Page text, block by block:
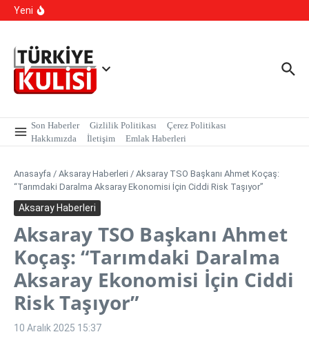
İçeriğe atla
Yeni
Son Haberler Gizlilik Politikası
Çerez Politikası
Hakkımızda
İletişim Emlak Haberleri
Anasayfa / Aksaray Haberleri / Aksaray TSO Başkanı Ahmet Koçaş:
“Tarımdaki Daralma Aksaray Ekonomisi İçin Ciddi Risk Taşıyor”
Aksaray Haberleri
Aksaray TSO Başkanı Ahmet
Koçaş: “Tarımdaki Daralma
Aksaray Ekonomisi İçin Ciddi
Risk Taşıyor”
10 Aralık 2025 15:37